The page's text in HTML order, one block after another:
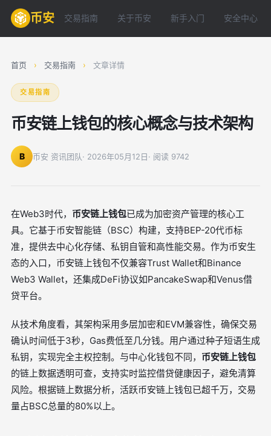
币安 交易指南 关于币安 新手入门 安全中心
首页 › 交易指南 › 文章详情
交易指南
币安链上钱包的核心概念与技术架构
B 币安 资讯团队· 2026年05月12日· 阅读 9742
在Web3时代， 币安链上钱包已成为加密资产管理的核心工
具。它基于币安智能链（BSC）构建，支持BEP-20代币标
准，提供去中心化存储、私钥自管和高性能交易。作为币安生
态的入口，币安链上钱包不仅兼容Trust Wallet和Binance
Web3 Wallet，还集成DeFi协议如PancakeSwap和Venus借
贷平台。
从技术角度看，其架构采用多层加密和EVM兼容性，确保交易
确认时间低于3秒，Gas费低至几分钱。用户通过种子短语生成
私钥，实现完全主权控制。与中心化钱包不同， 币安链上钱包
的链上数据透明可查，支持实时监控借贷健康因子，避免清算
风险。根据链上数据分析，活跃币安链上钱包已超千万，交易
量占BSC总量的80%以上。